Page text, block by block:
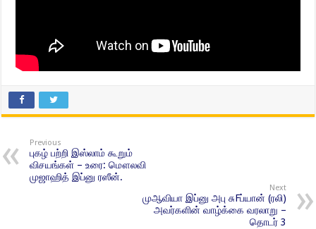
Previous
புகழ் பற்றி இஸ்லாம் கூறும்
விசயங்கள் – உரை: மௌலவி
முஜாஹித் இப்னு ரஸீன்.
Next
முஆவியா இப்னு அபு சுFப்யான் (ரலி)
அவர்களின் வாழ்க்கை வரலாறு –
தொடர் 3